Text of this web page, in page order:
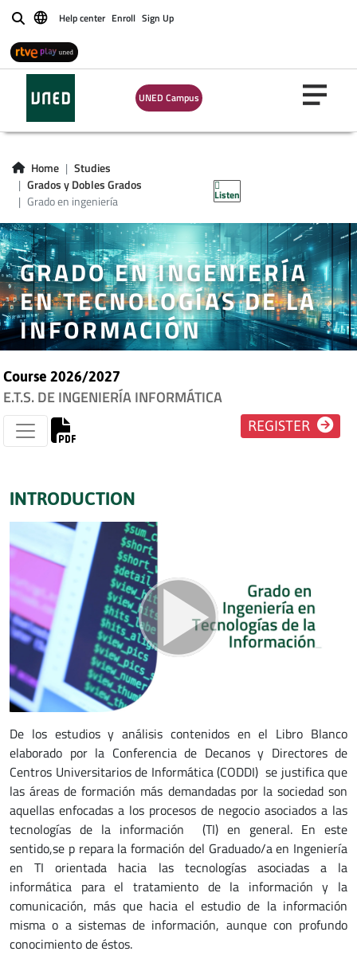
BuscarHelp center Enroll Sign Up
UNED Campus
Home
Studies
Grados y Dobles Grados
Grado en ingeniería
Listen
GRADO EN INGENIERÍA
EN TECNOLOGÍAS DE LA
INFORMACIÓN
Course 2026/2027
E.T.S. DE INGENIERÍA INFORMÁTICA
REGISTER
INTRODUCTION
De los estudios y análisis contenidos en el Libro Blanco
elaborado por la Conferencia de Decanos y Directores de
Centros Universitarios de Informática (CODDI) se justifica que
las áreas de formación más demandadas por la sociedad son
aquellas enfocadas a los procesos de negocio asociados a las
tecnologías de la información (TI) en general. En este
sentido,se p repara la formación del Graduado/a en Ingeniería
en TI orientada hacia las tecnologías asociadas a la
informática para el tratamiento de la información y la
comunicación, más que hacia el estudio de la información
misma o a sistemas de información, aunque con profundo
conocimiento de éstos.